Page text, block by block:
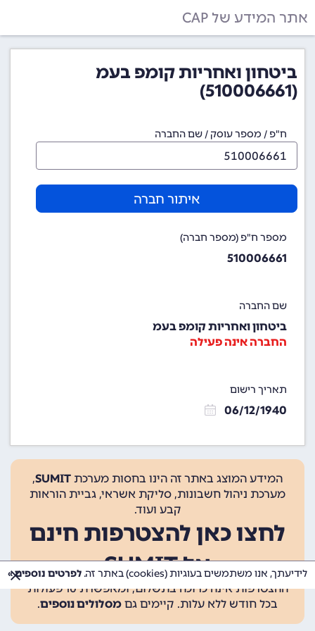
אתר המידע של CAP
ביטחון ואחריות קומפ בעמ
(510006661)
ח"פ / מספר עוסק / שם החברה
איתור חברה
מספר ח"פ (מספר חברה)
510006661
שם החברה
ביטחון ואחריות קומפ בעמ
החברה אינה פעילה
תאריך רישום
06/12/1940
המידע המוצג באתר זה הינו בחסות מערכת SUMIT
,
מערכת ניהול חשבונות, סליקת אשראי, גביית הוראות
קבע ועוד.
לחצו כאן להצטרפות חינם
אל SUMIT
ההצטרפות אינה כרוכה בתשלום, ומאפשרת 10 פעולות
בכל חודש ללא עלות. קיימים גם מסלולים נוספים.
לידיעתך, אנו משתמשים בעוגיות (cookies) באתר זה. לפרטים נוספים »